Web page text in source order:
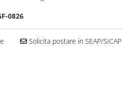
0826
Solicita postare in SEAP/SICAP